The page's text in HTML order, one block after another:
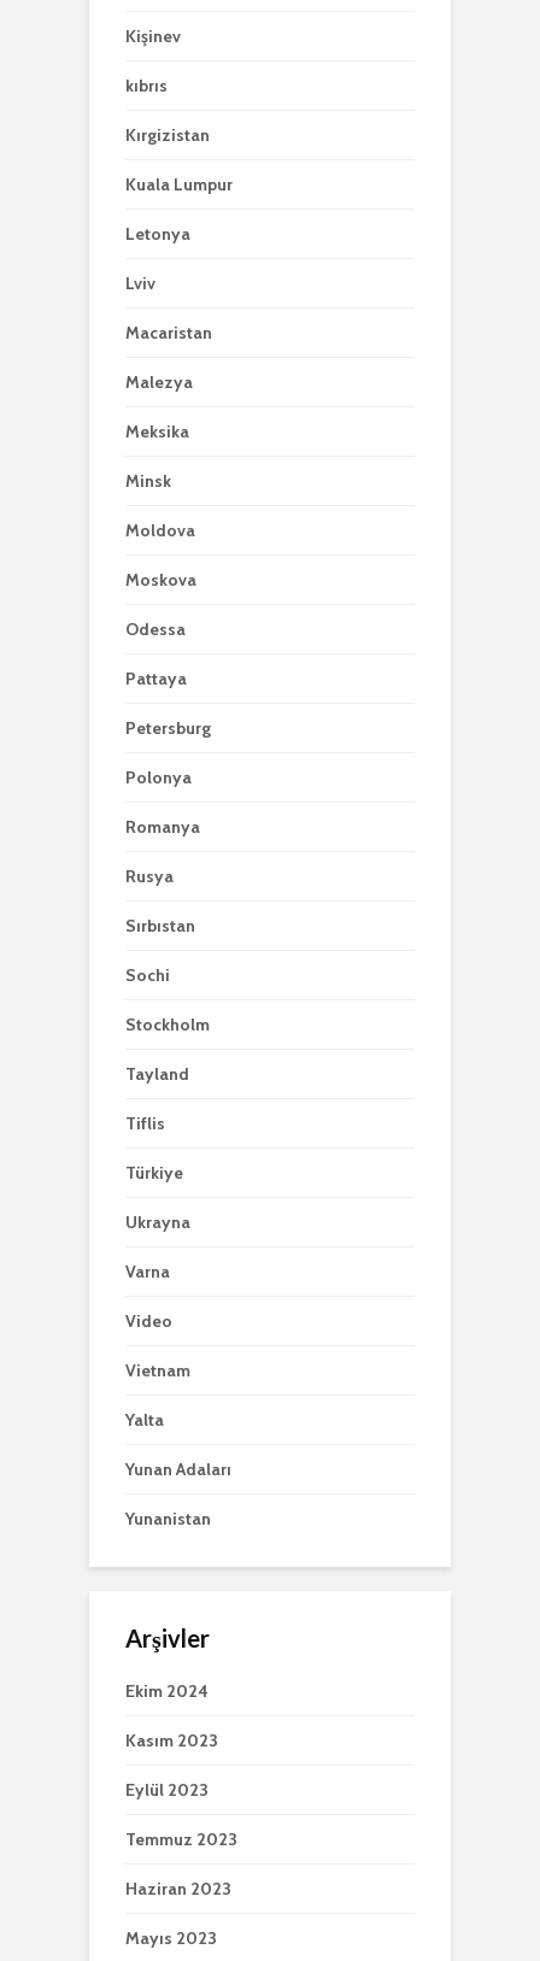
Kişinev
kıbrıs
Kırgizistan
Kuala Lumpur
Letonya
Lviv
Macaristan
Malezya
Meksika
Minsk
Moldova
Moskova
Odessa
Pattaya
Petersburg
Polonya
Romanya
Rusya
Sırbıstan
Sochi
Stockholm
Tayland
Tiflis
Türkiye
Ukrayna
Varna
Video
Vietnam
Yalta
Yunan Adaları
Yunanistan
Arşivler
Ekim 2024
Kasım 2023
Eylül 2023
Temmuz 2023
Haziran 2023
Mayıs 2023